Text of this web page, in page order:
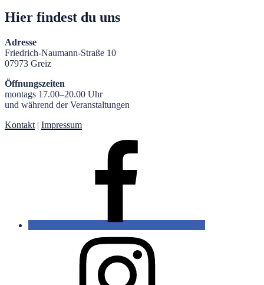
Hier findest du uns
Adresse
Friedrich-Naumann-Straße 10
07973 Greiz
Öffnungszeiten
montags 17.00–20.00 Uhr
und während der Veranstaltungen
Kontakt | Impressum